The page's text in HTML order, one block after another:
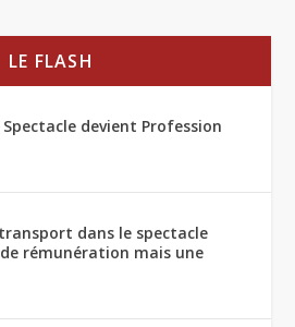
LE FLASH
devient Profession
dans le spectacle
rémunération mais une